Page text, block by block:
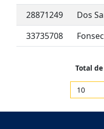
28871249
Dos
33735708
Total